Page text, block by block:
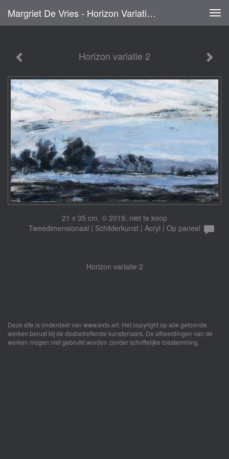
Margriet De Vries - Horizon Variatie 2
Horizon variatie 2
21 x 35 cm, © 2019, niet te koop
Tweedimensionaal | Schilderkunst | Acryl | Op paneel
Horizon variatie 2
Deze site is onderdeel van www.exto.art . Het copyright op alle getoonde
werken berust bij de desbetreffende kunstenaars. De afbeeldingen van de
werken mogen niet gebruikt worden zonder schriftelijke toestemming.